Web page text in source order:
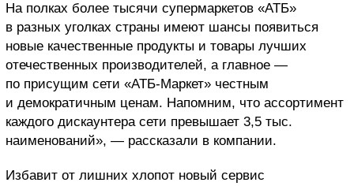
На полках более тысячи супермаркетов «АТБ»
в разных уголках страны имеют шансы появиться
новые качественные продукты и товары лучших
отечественных производителей, а главное —
по присущим сети «АТБ-Маркет» честным
и демократичным ценам. Напомним, что ассортимент
каждого дискаунтера сети превышает 3,5 тыс.
наименований», — рассказали в компании.
Избавит от лишних хлопот новый сервис